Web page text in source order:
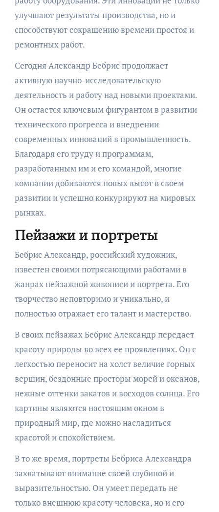
улучшают результаты производства, но и
способствуют сокращению времени простоя и
ремонтных работ.
Сегодня Александр Бебрис продолжает
активную научно-исследовательскую
деятельность и работу над новыми проектами.
Он остается ключевым фигурантом в развитии
технического прогресса и внедрении
современных инноваций в промышленность.
Благодаря его труду и программам,
разработанным им и его командой, многие
компании добиваются новых высот в своем
развитии и успешно конкурируют на мировых
рынках.
Пейзажи и портреты
Бебрис Александр, российский художник,
известен своими потрясающими работами в
жанрах пейзажной живописи и портрета. Его
творчество неповторимо и уникально, и
полностью отражает его талант и мастерство.
В своих пейзажах Бебрис Александр передает
красоту природы во всех ее проявлениях. Он с
легкостью переносит на холст величие горных
вершин, бездонные просторы морей и океанов,
нежные оттенки закатов и восходов солнца. Его
картины являются настоящим окном в
природный мир, где можно насладиться
красотой и спокойствием.
В то же время, портреты Бебриса Александра
захватывают внимание своей глубиной и
выразительностью. Он умеет передать не
только внешнюю красоту человека, но и его